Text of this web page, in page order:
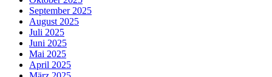
September 2025
August 2025
Juli 2025
Juni 2025
Mai 2025
April 2025